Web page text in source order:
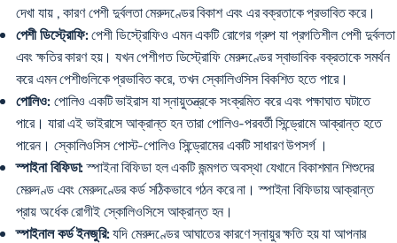
দেখা যায়, কারণ পেশী দুর্বলতা মেরুদণ্ডের বিকাশ এবং এর বক্রতাকে প্রভাবিত করে।
পেশী ডিস্ট্রোফি:পেশী ডিস্ট্রোফিও এমন একটি রোগের গ্রুপ যা প্রগতিশীল পেশী দুর্বলতা
এবং ক্ষতির কারণ হয়। যখন পেশীগত ডিস্ট্রোফি মেরুদণ্ডের স্বাভাবিক বক্রতাকে সমর্থন
করে এমন পেশীগুলিকে প্রভাবিত করে, তখন স্কোলিওসিস বিকশিত হতে পারে।
পোলিও:পোলিও একটি ভাইরাস যা স্নায়ুতন্ত্রকে সংক্রমিত করে এবং পক্ষাঘাত ঘটাতে
পারে। যারা এই ভাইরাসে আক্রান্ত হন তারা পোলিও-পরবর্তী সিন্ড্রোমে আক্রান্ত হতে
পারেন। স্কোলিওসিস পোস্ট-পোলিও সিন্ড্রোমের একটি সাধারণ উপসর্গ।
স্পাইনা বিফিডা:স্পাইনা বিফিডা হল একটি জন্মগত অবস্থা যেখানে বিকাশমান শিশুদের
মেরুদণ্ড এবং মেরুদণ্ডের কর্ড সঠিকভাবে গঠন করে না। স্পাইনা বিফিডায় আক্রান্ত
প্রায় অর্ধেক রোগীইস্কোলিওসিসে আক্রান্ত হন।
স্পাইনাল কর্ড ইনজুরি:যদি মেরুদণ্ডের আঘাতের কারণে স্নায়ুর ক্ষতি হয় যা আপনার